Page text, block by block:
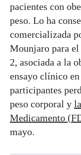
pacientes con
peso. Lo ha
comercializada
Mounjaro para
2, asociada a la
ensayo clínico
participantes
peso corporal y
Medicamento
mayo.